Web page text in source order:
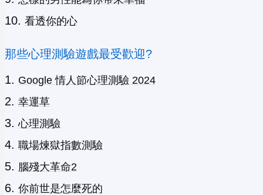
看透你的心
那些心理測驗遊戲最受歡迎?
Google 情人節心理測驗 2024
幸運草
心理測驗
職場煉獄指數測驗
腦殘大革命2
你前世是怎麼死的